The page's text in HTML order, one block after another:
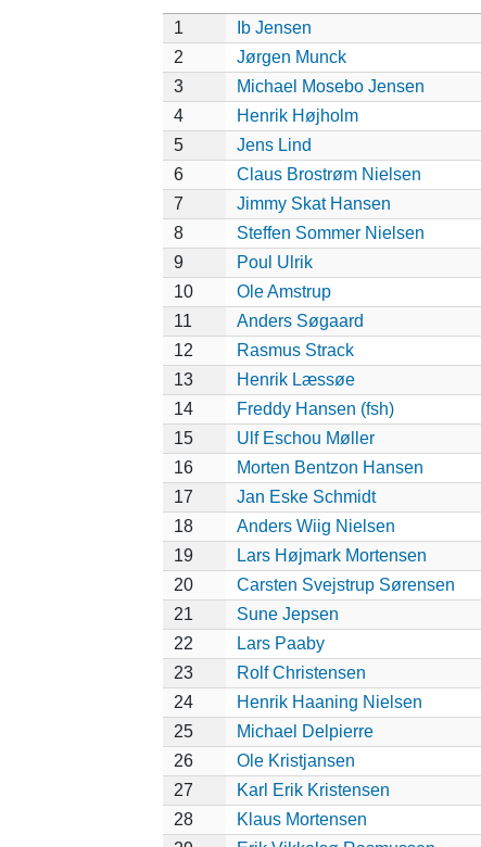
1 Ib Jensen
2
Jørgen Munck
3
Michael Mosebo Jensen
4
Henrik Højholm
5
Jens Lind
6
Claus Brostrøm Nielsen
7
Jimmy Skat Hansen
8
Steffen Sommer Nielsen
9
Poul Ulrik
10
Ole Amstrup
11
Anders Søgaard
12
Rasmus Strack
13
Henrik Læssøe
14
Freddy Hansen (fsh)
15
Ulf Eschou Møller
16
Morten Bentzon Hansen
17
Jan Eske Schmidt
18
Anders Wiig Nielsen
19
Lars Højmark Mortensen
20
Carsten Svejstrup Sørensen
21
Sune Jepsen
22
Lars Paaby
23
Rolf Christensen
24
Henrik Haaning Nielsen
25
Michael Delpierre
26
Ole Kristjansen
27
Karl Erik Kristensen
28
Klaus Mortensen